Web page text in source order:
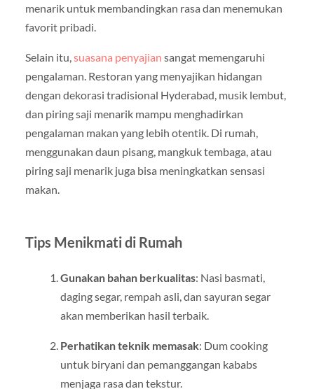
menarik untuk membandingkan rasa dan menemukan
favorit pribadi.
Selain itu,suasana penyajian sangat memengaruhi
pengalaman. Restoran yang menyajikan hidangan
dengan dekorasi tradisional Hyderabad, musik lembut,
dan piring saji menarik mampu menghadirkan
pengalaman makan yang lebih otentik. Di rumah,
menggunakan daun pisang, mangkuk tembaga, atau
piring saji menarik juga bisa meningkatkan sensasi
makan.
Tips Menikmati di Rumah
Gunakan bahan berkualitas: Nasi basmati,
daging segar, rempah asli, dan sayuran segar
akan memberikan hasil terbaik.
Perhatikan teknik memasak: Dum cooking
untuk biryani dan pemanggangan kababs
menjaga rasa dan tekstur.